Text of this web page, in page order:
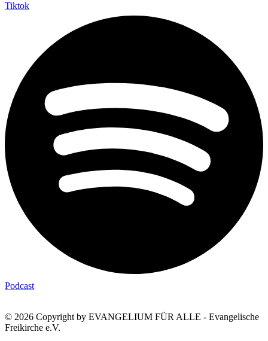
Tiktok
Podcast
© 2026 Copyright by EVANGELIUM FÜR ALLE - Evangelische
Freikirche e.V.